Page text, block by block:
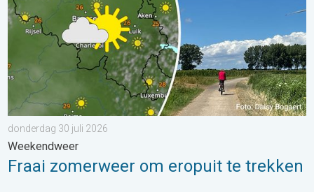
donderdag 30 juli 2026
Weekendweer
Fraai zomerweer om eropuit te trekken